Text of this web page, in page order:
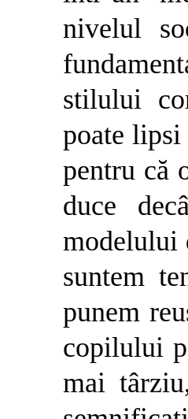
nivelul
stilului
poate
pentru că
duce
modelului
suntem
punem
copilului
mai